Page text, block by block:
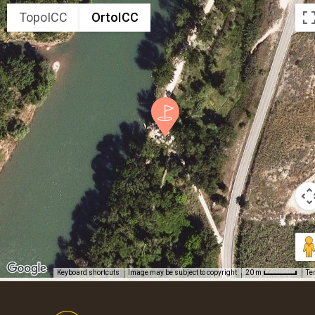
TopoICC OrtoICC
Keyboard shortcuts Image may be subject to copyright 20 m